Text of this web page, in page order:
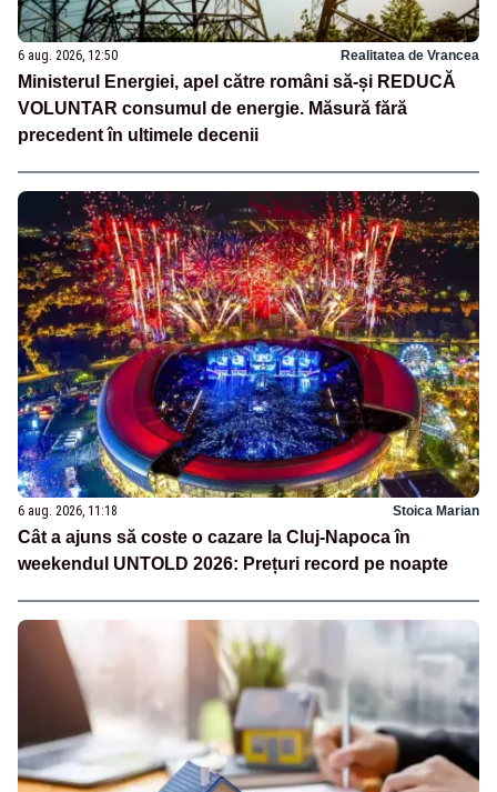
6 aug. 2026, 12:50 Realitatea de Vrancea
Ministerul Energiei, apel către români să-și REDUCĂ
VOLUNTAR consumul de energie. Măsură fără
precedent în ultimele decenii
6 aug. 2026, 11:18 Stoica Marian
Cât a ajuns să coste o cazare la Cluj-Napoca în
weekendul UNTOLD 2026: Prețuri record pe noapte